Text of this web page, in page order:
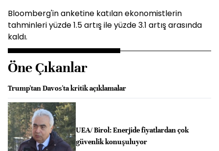
Bloomberg'in anketine katılan ekonomistlerin
tahminleri yüzde 1.5 artış ile yüzde 3.1 artış arasında
kaldı.
Öne Çıkanlar
Trump'tan Davos'ta kritik açıklamalar
UEA/ Birol: Enerjide fiyatlardan çok
güvenlik konuşuluyor